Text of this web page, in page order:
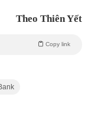
Theo Thiên Yết
Copy link